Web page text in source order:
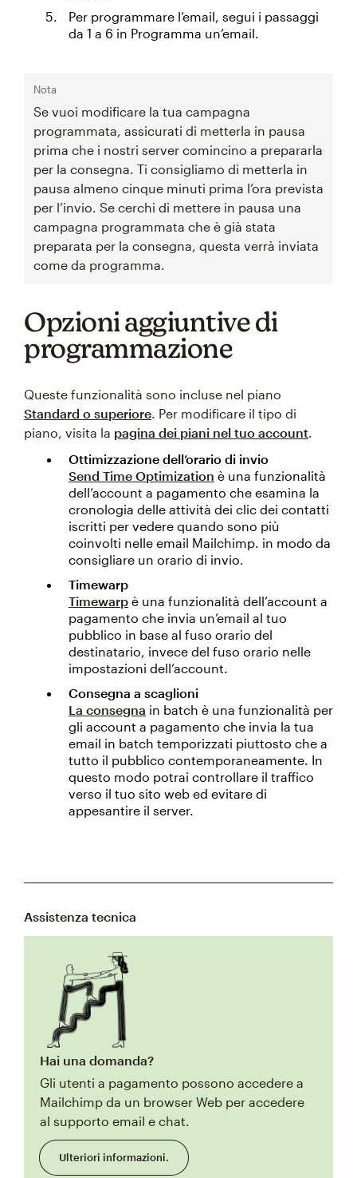
Per programmare l’email, segui i passaggi
da 1 a 6 in Programma un’email.
Nota
Se vuoi modificare la tua campagna
programmata, assicurati di metterla in pausa
prima che i nostri server comincino a prepararla
per la consegna. Ti consigliamo di metterla in
pausa almeno cinque minuti prima l’ora prevista
per l’invio. Se cerchi di mettere in pausa una
campagna programmata che è già stata
preparata per la consegna, questa verrà inviata
come da programma.
Opzioni aggiuntive di
programmazione
Queste funzionalità sono incluse nel piano
Standard o superiore. Per modificare il tipo di
piano, visita la pagina dei piani nel tuo account.
Ottimizzazione dell’orario di invio
Send Time Optimization è una funzionalità
dell’account a pagamento che esamina la
cronologia delle attività dei clic dei contatti
iscritti per vedere quando sono più
coinvolti nelle email Mailchimp. in modo da
consigliare un orario di invio.
Timewarp
Timewarp è una funzionalità dell’account a
pagamento che invia un’email al tuo
pubblico in base al fuso orario del
destinatario, invece del fuso orario nelle
impostazioni dell’account.
Consegna a scaglioni
La consegna in batch è una funzionalità per
gli account a pagamento che invia la tua
email in batch temporizzati piuttosto che a
tutto il pubblico contemporaneamente. In
questo modo potrai controllare il traffico
verso il tuo sito web ed evitare di
appesantire il server.
Assistenza tecnica
Hai una domanda?
Gli utenti a pagamento possono accedere a
Mailchimp da un browser Web per accedere
al supporto email e chat.
Ulteriori informazioni.